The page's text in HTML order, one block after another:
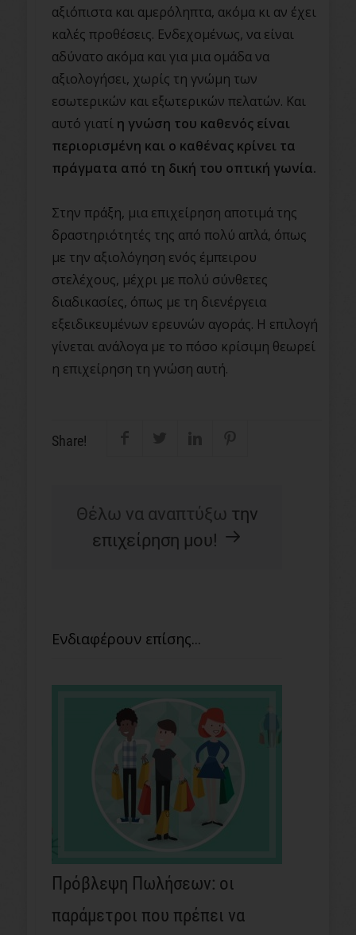
αξιόπιστα και αμερόληπτα, ακόμα κι αν έχει
καλές προθέσεις. Ενδεχομένως, να είναι
αδύνατο ακόμα και για μια ομάδα να
αξιολογήσει, χωρίς τη γνώμη των
εσωτερικών και εξωτερικών πελατών. Και
αυτό γιατί η γνώση του καθενός είναι
περιορισμένη και ο καθένας κρίνει τα
πράγματα από τη δική του οπτική γωνία.
Στην πράξη, μια επιχείρηση αποτιμά της
δραστηριότητές της από πολύ απλά, όπως
με την αξιολόγηση ενός έμπειρου
στελέχους, μέχρι με πολύ σύνθετες
διαδικασίες, όπως με τη διενέργεια
εξειδικευμένων ερευνών αγοράς. Η επιλογή
γίνεται ανάλογα με το πόσο κρίσιμη θεωρεί
η επιχείρηση τη γνώση αυτή.
Share!
Θέλω να αναπτύξω την
επιχείρηση μου!
Ενδιαφέρουν επίσης...
Πρόβλεψη Πωλήσεων: οι
παράμετροι που πρέπει να